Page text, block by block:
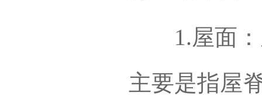
1.屋面：
主要是指屋